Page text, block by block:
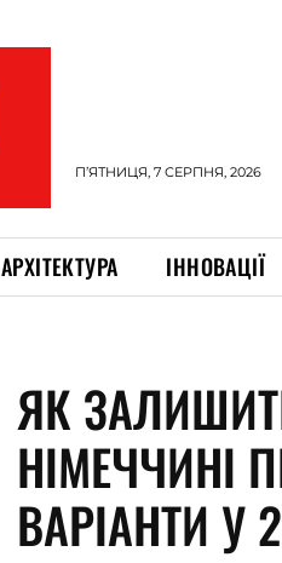
П’ЯТНИЦЯ, 7 СЕРПНЯ, 2026
АРХІТЕКТУРА ІННОВАЦІЇ
ЯК
НІМЕЧЧИНІ
ВАРІАНТИ У